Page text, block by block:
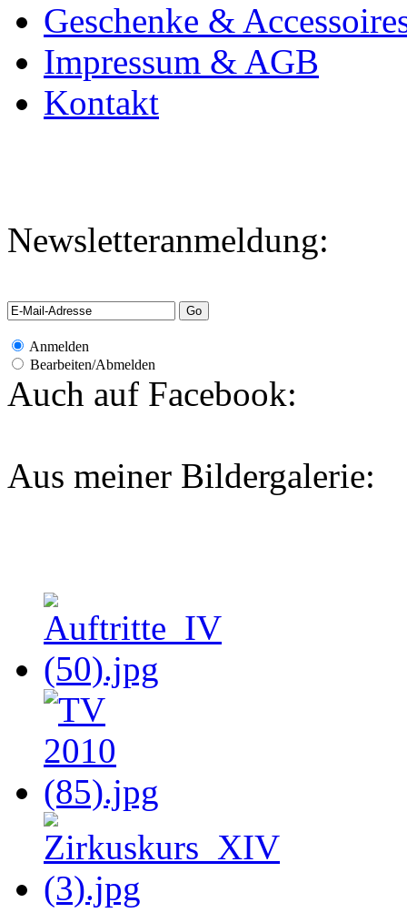
Geschenke &
Impressum & AGB
Kontakt
Newsletteranmeldung:
Anmelden
Bearbeiten/Abmelden
Auch auf Facebook:
Aus meiner Bildergalerie: